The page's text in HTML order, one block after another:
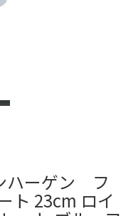
ハーゲン フ
ト 23cm ロイ